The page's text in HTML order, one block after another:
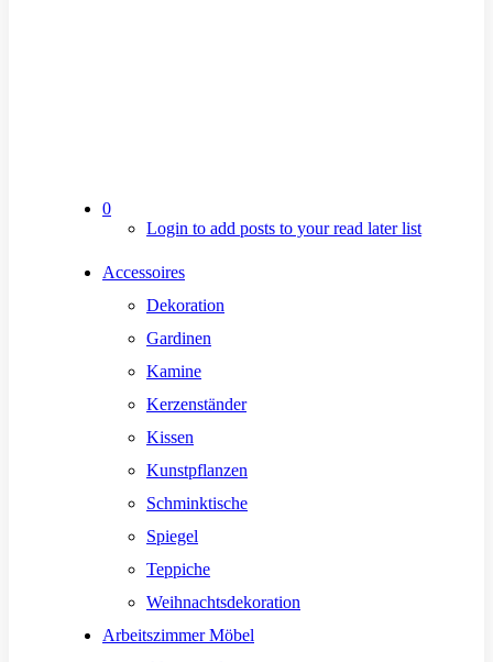
0
Login to add posts to your read later list
Accessoires
Dekoration
Gardinen
Kamine
Kerzenständer
Kissen
Kunstpflanzen
Schminktische
Spiegel
Teppiche
Weihnachtsdekoration
Arbeitszimmer Möbel